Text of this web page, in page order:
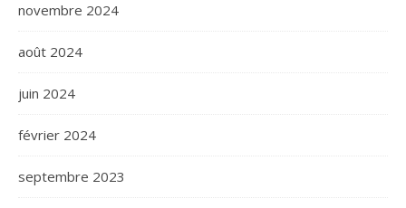
novembre 2024
août 2024
juin 2024
février 2024
septembre 2023